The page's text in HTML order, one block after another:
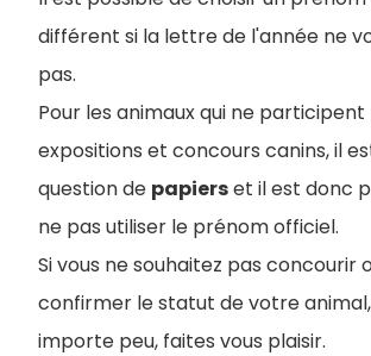
différent si la lettre de l'année ne
pas.
Pour les animaux qui ne participent
expositions et concours canins, il
question de papierset il est donc
ne pas utiliser le prénom officiel.
Si vous ne souhaitez pas concourir
confirmer le statut de votre
importe peu, faites vous plaisir.